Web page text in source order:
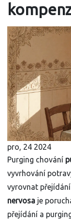
pro, 24 2024
Purging chování
vyvrhování
vyrovnat
nervosa je
přejídání a